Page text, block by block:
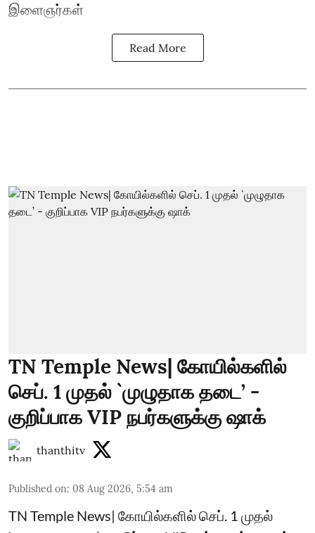
இளைஞர்கள்
Read More
TN Temple News| கோயில்களில்
செப். 1 முதல் `முழுதாக தடை’ -
குறிப்பாக VIP நபர்களுக்கு ஷாக்
thanthitv
Published on: 08 Aug 2026, 5:54 am
TN Temple News| கோயில்களில் செப். 1 முதல்